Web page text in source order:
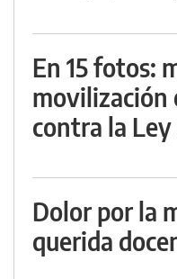
En 15 fotos:
movilización
contra la
Dolor por la
querida